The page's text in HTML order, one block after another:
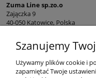
Zuma Line sp.zo.o
Zajączka 9
40-050 Katowice, Polska
+48 32 730 66 10
Szanujemy
Używamy plików cookie i
zapamiętać Twoje